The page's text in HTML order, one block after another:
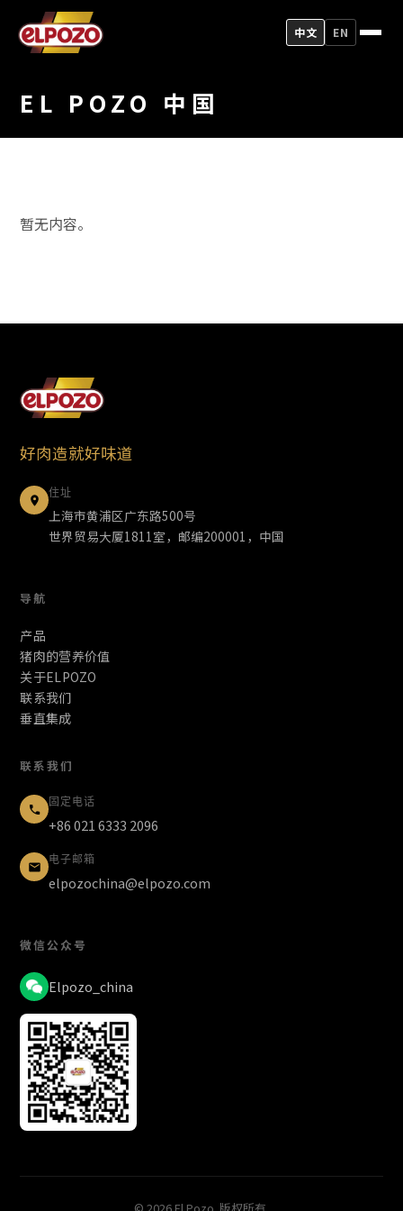
中文 EN
EL POZO 中国
暂无内容。
好肉造就好味道
住址
上海市黄浦区广东路500号
世界贸易大厦1811室，邮编200001，中国
导航
产品
猪肉的营养价值
关于ELPOZO
联系我们
垂直集成
联系我们
固定电话
+86 021 6333 2096
电子邮箱
elpozochina@elpozo.com
微信公众号
Elpozo_china